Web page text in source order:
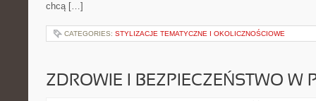
chcą […]
CATEGORIES: STYLIZACJE TEMATYCZNE I OKOLICZNOŚCIOWE
ZDROWIE I BEZPIECZEŃSTWO W